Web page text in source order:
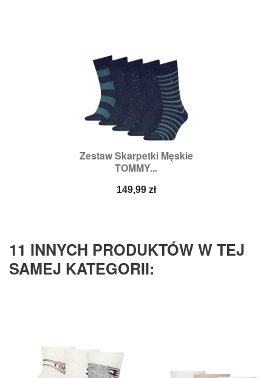
Zestaw Skarpetki Męskie
TOMMY...
Cena
149,99 zł
11 INNYCH PRODUKTÓW W TEJ
SAMEJ KATEGORII: